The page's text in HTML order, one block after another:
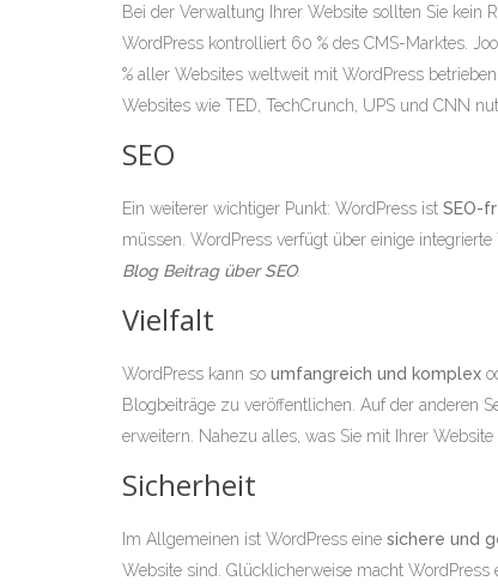
Bei der Verwaltung Ihrer Website sollten Sie kein
WordPress kontrolliert 60 % des CMS-Marktes.
% aller Websites weltweit mit WordPress
Websites wie TED, TechCrunch, UPS und CNN
SEO
Ein weiterer wichtiger Punkt: WordPress ist SEO-
müssen. WordPress verfügt über einige
Blog Beitrag über SEO.
Vielfalt
WordPress kann so umfangreich und komplex
Blogbeiträge zu veröffentlichen. Auf der anderen
erweitern. Nahezu alles, was Sie mit Ihrer
Sicherheit
Im Allgemeinen ist WordPress eine sichere und
Website sind. Glücklicherweise macht